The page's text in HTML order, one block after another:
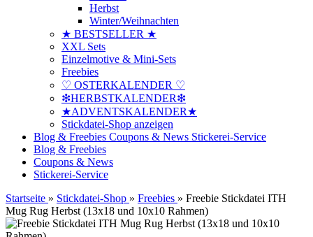
Herbst
Winter/Weihnachten
★ BESTSELLER ★
XXL Sets
Einzelmotive & Mini-Sets
Freebies
♡ OSTERKALENDER ♡
❇HERBSTKALENDER❇
★ADVENTSKALENDER★
Stickdatei-Shop anzeigen
Blog & Freebies Coupons & News Stickerei-Service
Blog & Freebies
Coupons & News
Stickerei-Service
Startseite » Stickdatei-Shop » Freebies » Freebie Stickdatei ITH
Mug Rug Herbst (13x18 und 10x10 Rahmen)